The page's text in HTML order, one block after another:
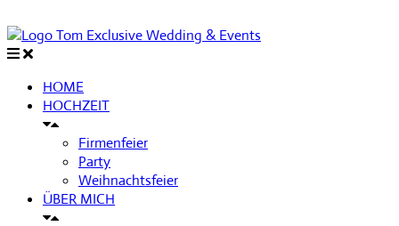
HOME
HOCHZEIT
Firmenfeier
Party
Weihnachtsfeier
ÜBER MICH